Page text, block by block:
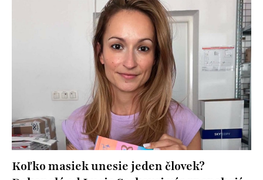
Koľko masiek unesie jeden človek?